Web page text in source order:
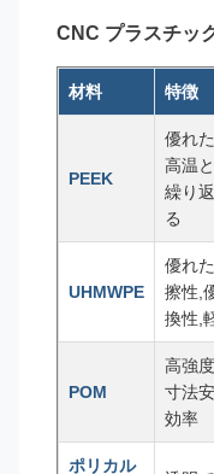
CNC プラスチッ
材料 特徴
PEEK
優れ
高温
繰り
る
UHMWPE
優れ
擦性,
換性,
POM
高強
寸法
効率
ポリカル